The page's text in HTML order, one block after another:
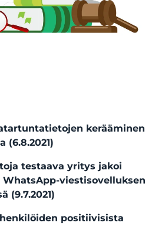
kerääminen
testaava yritys jakoi
viestisovelluksen
(9.7.2021)
positiivisista